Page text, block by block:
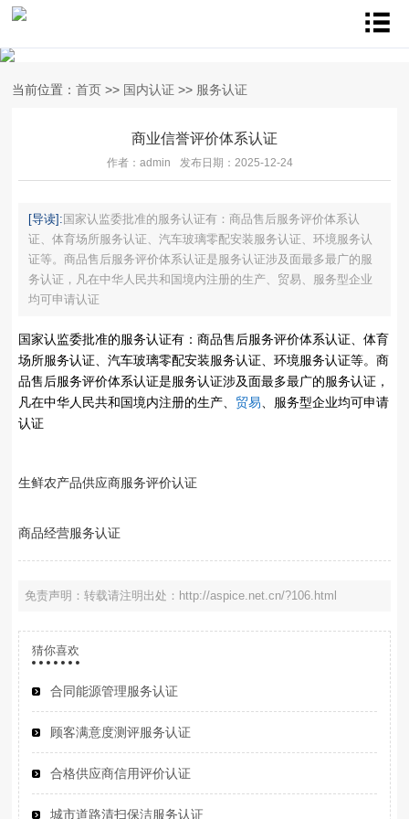
当前位置： 首页 >> 国内认证 >> 服务认证
商业信誉评价体系认证
作者：admin 发布日期：2025-12-24
[导读]:国家认监委批准的服务认证有：商品售后服务评价体系认
证、体育场所服务认证、汽车玻璃零配安装服务认证、环境服务认
证等。商品售后服务评价体系认证是服务认证涉及面最多最广的服
务认证，凡在中华人民共和国境内注册的生产、贸易、服务型企业
均可申请认证
国家认监委批准的服务认证有：商品售后服务评价体系认证、体育
场所服务认证、汽车玻璃零配安装服务认证、环境服务认证等。商
品售后服务评价体系认证是服务认证涉及面最多最广的服务认证，
凡在中华人民共和国境内注册的生产、 贸易 、服务型企业均可申请
认证
生鲜农产品供应商服务评价认证
商品经营服务认证
免责声明：转载请注明出处：http://aspice.net.cn/?106.html
猜你喜欢
合同能源管理服务认证
顾客满意度测评服务认证
合格供应商信用评价认证
城市道路清扫保洁服务认证